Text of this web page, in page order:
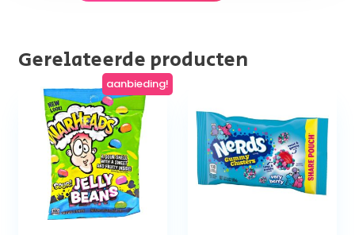
Gerelateerde producten
aanbieding!